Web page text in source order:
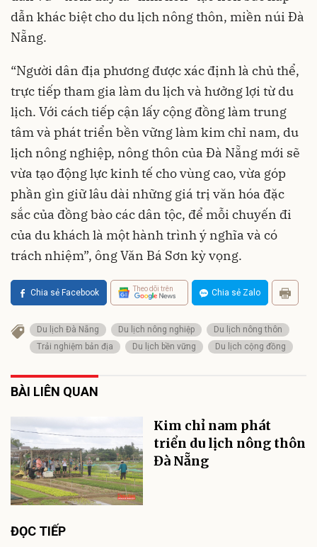
dẫn khác biệt cho du lịch nông thôn, miền núi Đà
Nẵng.
“Người dân địa phương được xác định là chủ thể,
trực tiếp tham gia làm du lịch và hưởng lợi từ du
lịch. Với cách tiếp cận lấy cộng đồng làm trung
tâm và phát triển bền vững làm kim chỉ nam, du
lịch nông nghiệp, nông thôn của Đà Nẵng mới sẽ
vừa tạo động lực kinh tế cho vùng cao, vừa góp
phần gìn giữ lâu dài những giá trị văn hóa đặc
sắc của đồng bào các dân tộc, để mỗi chuyến đi
của du khách là một hành trình ý nghĩa và có
trách nhiệm”, ông Văn Bá Sơn kỳ vọng.
Chia sẻ Facebook Theo dõi trên Chia sẻ Zalo
Du lịch Đà Nẵng Du lịch nông nghiệp
Du lịch nông thôn
Trải nghiệm bản địa
Du lịch bền vững Du lịch cộng đồng
BÀI LIÊN QUAN
Kim chỉ nam phát
triển du lịch nông thôn
Đà Nẵng
ĐỌC TIẾP